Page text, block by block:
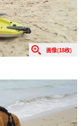
画像(18枚)